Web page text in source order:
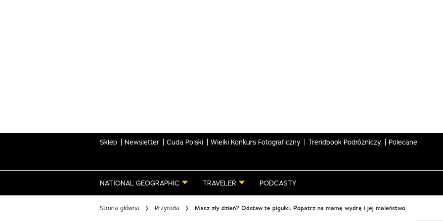
Sklep Newsletter Cuda Polski Wielki Konkurs Fotograficzny Trendbook Podróżniczy Polecane
NATIONAL GEOGRAPHIC TRAVELER PODCASTY
Strona główna Przyroda Masz zły dzień? Odstaw te pigułki. Popatrz na mamę wydrę i jej maleństwo